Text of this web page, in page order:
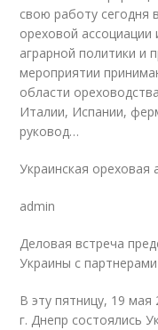
свою работу сегодня
ореховой ассоциации
аграрной политики и
мероприятии
области
Италии, Испании,
руковод…
Украинская ореховая
admin
Деловая встреча
Украины с
В эту пятницу, 19 мая
г. Днепр состоялись